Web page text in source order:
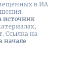
в ИА
источник
Ссылка на
начале